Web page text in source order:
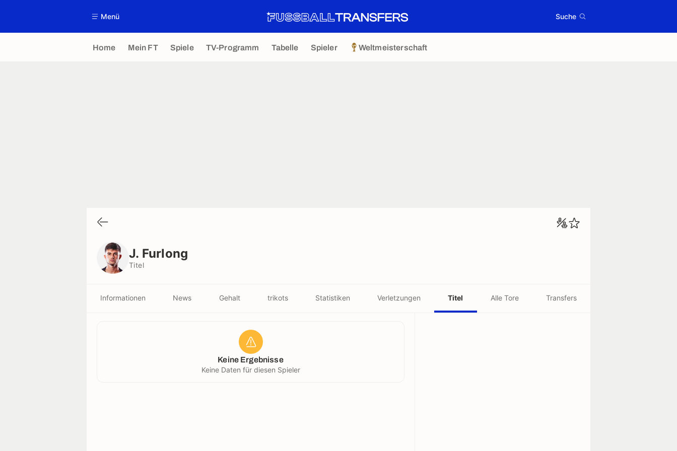
Menü Suche
Home Mein FT Spiele TV-Programm Tabelle Spieler Weltmeisterschaft
J. Furlong
Titel
Informationen News Gehalt trikots Statistiken Verletzungen Titel Alle Tore Transfers
Keine Ergebnisse
Keine Daten für diesen Spieler